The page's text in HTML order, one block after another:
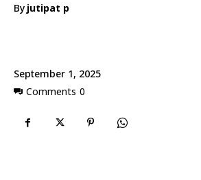
September 1, 2025
Comments 0
Byjutipat p